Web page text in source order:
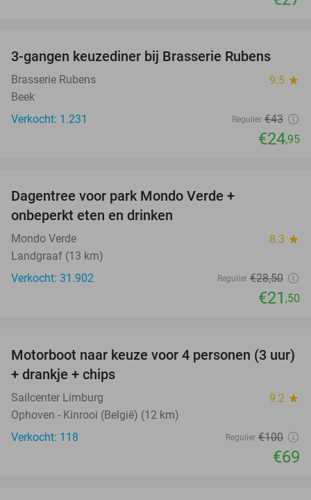
42%
3-gangen keuzediner bij Brasserie Rubens
Brasserie Rubens 9.5 star
Beek
Verkocht: 1.231
Regulier €43
€24,95
Dagentree voor park Mondo Verde +
onbeperkt eten en drinken
Mondo Verde 8.3 star
Landgraaf (13 km)
Verkocht: 31.902
Regulier €28,50
€21 ,50
31%
Motorboot naar keuze voor 4 personen (3 uur)
+ drankje + chips
Sailcenter Limburg 9.2 star
Ophoven - Kinrooi (België) (12 km)
Verkocht: 118
Regulier €100
€69